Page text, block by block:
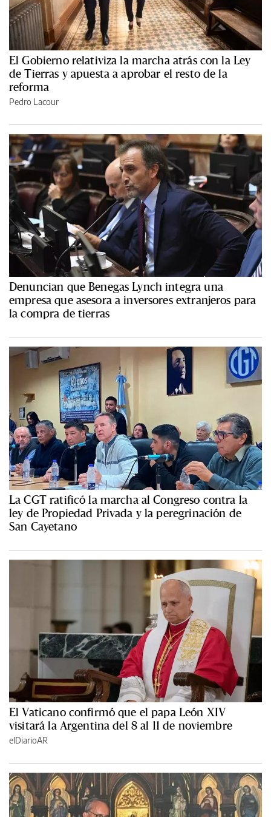
El Gobierno relativiza la marcha atrás con la Ley
de Tierras y apuesta a aprobar el resto de la
reforma
Pedro Lacour
Denuncian que Benegas Lynch integra una
empresa que asesora a inversores extranjeros para
la compra de tierras
La CGT ratificó la marcha al Congreso contra la
ley de Propiedad Privada y la peregrinación de
San Cayetano
El Vaticano confirmó que el papa León XIV
visitará la Argentina del 8 al 11 de noviembre
elDiarioAR